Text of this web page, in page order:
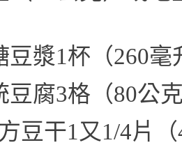
豆漿1杯（260毫
豆腐3格（80公
豆干1又1/4片